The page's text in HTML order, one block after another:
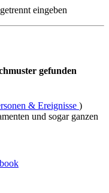
eingeben
gefunden
& Ereignisse )
und sogar ganzen